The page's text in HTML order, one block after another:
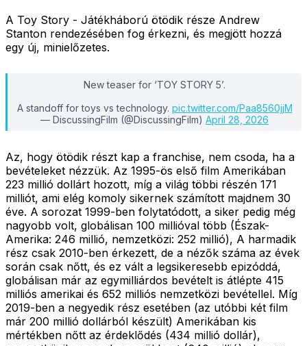
A Toy Story - Játékháború ötödik része Andrew
Stanton rendezésében fog érkezni, és megjött hozzá
egy új, minielőzetes.
New teaser for ‘TOY STORY 5’.
A standoff for toys vs technology. pic.twitter.com/Paa8560jjM
— DiscussingFilm (@DiscussingFilm) April 28, 2026
Az, hogy ötödik részt kap a franchise, nem csoda, ha a
bevételeket nézzük. Az 1995-ös első film Amerikában
223 millió dollárt hozott, míg a világ többi részén 171
milliót, ami elég komoly sikernek számított majdnem 30
éve. A sorozat 1999-ben folytatódott, a siker pedig még
nagyobb volt, globálisan 100 millióval több (Észak-
Amerika: 246 millió, nemzetközi: 252 millió), A harmadik
rész csak 2010-ben érkezett, de a nézők száma az évek
során csak nőtt, és ez vált a legsikeresebb epizóddá,
globálisan már az egymilliárdos bevételt is átlépte 415
milliós amerikai és 652 milliós nemzetközi bevétellel. Míg
2019-ben a negyedik rész esetében (az utóbbi két film
már 200 millió dollárból készült) Amerikában kis
mértékben nőtt az érdeklődés (434 millió dollár),